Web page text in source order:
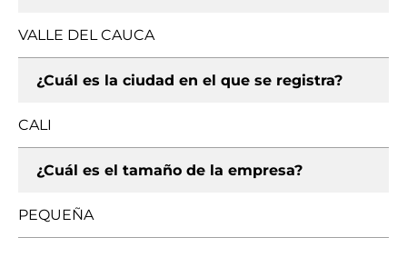
VALLE DEL CAUCA
¿Cuál es la ciudad en el que se registra?
CALI
¿Cuál es el tamaño de la empresa?
PEQUEÑA